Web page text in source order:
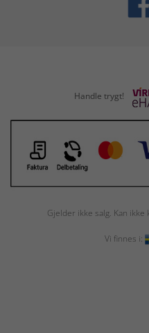
Handle trygt!
Gjelder ikke salg. Kan
Vi finnes i: